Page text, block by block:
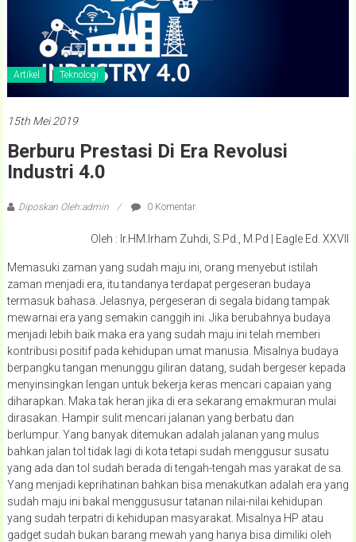
Artikel Teknologi
15th Mei 2019
Berburu Prestasi Di Era Revolusi
Industri 4.0
Diposkan Oleh:admin 0 Komentar
Oleh : Ir.HM.Irham Zuhdi, S.Pd., M.Pd | Eagle Ed. XXVII
Memasuki zaman yang sudah maju ini, orang menyebut istilah
zaman menjadi era, itu tandanya terdapat pergeseran budaya
termasuk bahasa. Jelasnya, pergeseran di segala bidang tampak
mewarnai era yang semakin canggih ini. Jika berubahnya budaya
menjadi lebih baik maka era yang sudah maju ini telah memberi
kontribusi positif pada kehidupan umat manusia. Misalnya budaya
berpangku tangan menunggu giliran datang, sudah bergeser kepada
menyinsingkan lengan untuk bekerja keras mencari capaian yang
diharapkan. Maka tak heran jika di era sekarang emakmuran mulai
dirasakan. Hampir sulit mencari jalanan yang berbatu dan
berlumpur. Yang banyak ditemukan adalah jalanan yang mulus
bahkan jalan tol tidak lagi di kota tetapi sudah menggusur susatu
yang ada dan tol sudah berada di tengah-tengah mas yarakat de sa.
Yang menjadi keprihatinan bahkan bisa menakutkan adalah era yang
sudah maju ini bakal menggususur tatanan nilai-nilai kehidupan
yang sudah terpatri di kehidupan masyarakat. Misalnya HP atau
gadget sudah bukan barang mewah yang hanya bisa dimiliki oleh